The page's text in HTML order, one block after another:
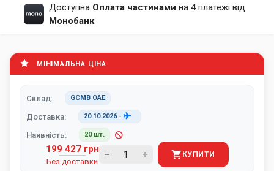
Доступна Оплата частинами на 4 платежі від
Монобанк
МІНІМАЛЬНА ЦІНА
Склад: GCMB ОАЕ
Доставка: 20.10.2026-
Наявність: 20 шт.
199 427 грн
Без доставки
КУПИТИ